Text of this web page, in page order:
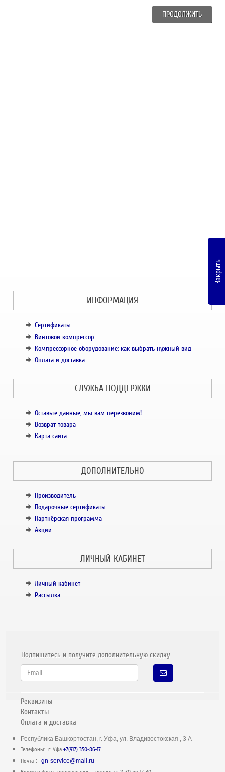
ПРОДОЛЖИТЬ
ИНФОРМАЦИЯ
Сертификаты
Винтовой компрессор
Компрессорное оборудование: как выбрать нужный вид
Оплата и доставка
СЛУЖБА ПОДДЕРЖКИ
Оставьте данные, мы вам перезвоним!
Возврат товара
Карта сайта
ДОПОЛНИТЕЛЬНО
Производитель
Подарочные сертификаты
Партнёрская программа
Акции
ЛИЧНЫЙ КАБИНЕТ
Личный кабинет
Рассылка
Подпишитесь и получите дополнительную скидку
Реквизиты
Контакты
Оплата и доставка
Республика Башкортостан, г. Уфа, ул. Владивостокская , 3 А
Телефоны: г. Уфа+7(917) 350-86-17
Почта :gn-service@mail.ru
Закрыть